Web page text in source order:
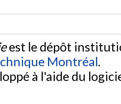
est le dépôt
Montréal.
à l'aide du